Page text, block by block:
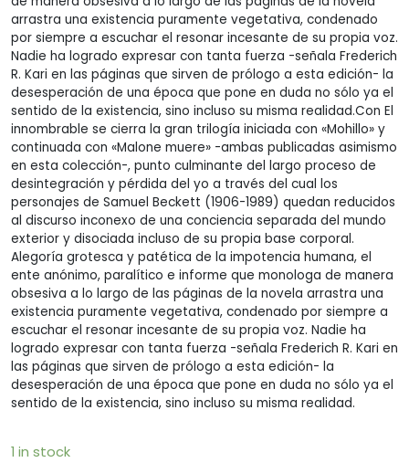
arrastra una existencia puramente vegetativa, condenado
por siempre a escuchar el resonar incesante de su propia voz.
Nadie ha logrado expresar con tanta fuerza -señala Frederich
R. Kari en las páginas que sirven de prólogo a esta edición- la
desesperación de una época que pone en duda no sólo ya el
sentido de la existencia, sino incluso su misma realidad.Con El
innombrable se cierra la gran trilogía iniciada con «Mohillo» y
continuada con «Malone muere» -ambas publicadas asimismo
en esta colección-, punto culminante del largo proceso de
desintegración y pérdida del yo a través del cual los
personajes de Samuel Beckett (1906-1989) quedan reducidos
al discurso inconexo de una conciencia separada del mundo
exterior y disociada incluso de su propia base corporal.
Alegoría grotesca y patética de la impotencia humana, el
ente anónimo, paralítico e informe que monologa de manera
obsesiva a lo largo de las páginas de la novela arrastra una
existencia puramente vegetativa, condenado por siempre a
escuchar el resonar incesante de su propia voz. Nadie ha
logrado expresar con tanta fuerza -señala Frederich R. Kari en
las páginas que sirven de prólogo a esta edición- la
desesperación de una época que pone en duda no sólo ya el
sentido de la existencia, sino incluso su misma realidad.
1 in stock